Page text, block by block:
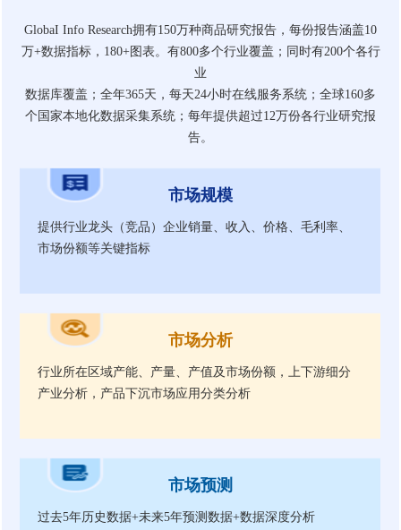
GlobaI Info Research拥有150万种商品研究报告，每份报告涵盖10
万+数据指标，180+图表。有800多个行业覆盖；同时有200个各行
业
数据库覆盖；全年365天，每天24小时在线服务系统；全球160多
个国家本地化数据采集系统；每年提供超过12万份各行业研究报
告。
市场规模
提供行业龙头（竞品）企业销量、收入、价格、毛利率、
市场份额等关键指标
市场分析
行业所在区域产能、产量、产值及市场份额，上下游细分
产业分析，产品下沉市场应用分类分析
市场预测
过去5年历史数据+未来5年预测数据+数据深度分析